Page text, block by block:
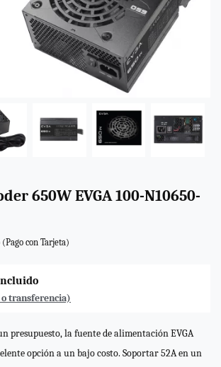
650W EVGA 100-N10650-
con Tarjeta)
o transferencia)
presupuesto, la fuente de alimentación EVGA
opción a un bajo costo. Soportar 52A en un